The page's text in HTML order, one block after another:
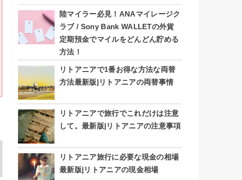
陸マイラー必見！ANAマイレージク
ラブ / Sony Bank WALLETの外貨
定期預金でマイルをどんどん貯める
方法！
リトアニアで1番お得な方法な両替
方法最新版|リトアニアの両替事情
リトアニアで旅行でこれだけは注意
して。最新版|リトアニアの注意事項
リトアニア旅行に必要な現金の相場
最新版|リトアニアの現金相場